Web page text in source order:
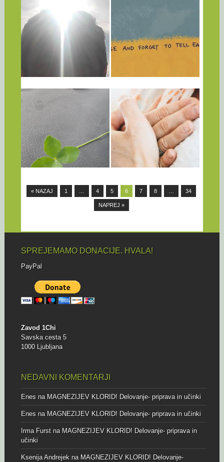
26.06.23
PUNI SU
NAJMUDRIJI I
HOROSKOPSKI
ENERGIJA: KAKO
SE ISPRAZNITI OD
VAŠ
NERAZREŠEN
ODNOS S
STARŠEM SE BO
POKAZAL V
VAŠEM
LJUBEZENSKEM
se vam srce odpre s
sočutjem...
30.05.23
5 BLOKAD, KI
POVZROČAJO
TEŽAVE V
ODNOSIH
Ljubezen je v svojem
naravnem stanju enostavna,
vendar naša prtljaga,
pretekle...
« NAZAJ 1 4 5 6 7 8 34
NAPREJ »
SPREJEMAMO DONACIJE. HVALA!
PayPal
Zavod 1Chi
Savska cesta 5
1000 Ljubljana
NEDAVNI KOMENTARJI
Enesna MAGNEZIJEV KLORID! Delovanje- priprava in učinki
Enesna MAGNEZIJEV KLORID! Delovanje- priprava in učinki
Irma Furstna MAGNEZIJEV KLORID! Delovanje- priprava in
učinki
Ksenija Andrejekna MAGNEZIJEV KLORID! Delovanje-